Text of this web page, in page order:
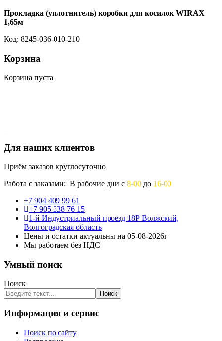
Прокладка (уплотнитель) коробки для косилок WIRAX
1,65м
Код: 8245-036-010-210
Корзина
Корзина пуста
Для наших клиентов
Приём заказов круглосуточно
Работа с заказами: В рабочие дни с 8-00 до 16-00
+7 904 409 99 61
+7 905 338 76 15
1-й Индустриальный проезд 18Р Волжский,
Волгоградская область
Цены и остатки актуальны на 05-08-2026г
Мы работаем без НДС
Умный поиск
Поиск
Поиск
Информация и сервис
Поиск по сайту